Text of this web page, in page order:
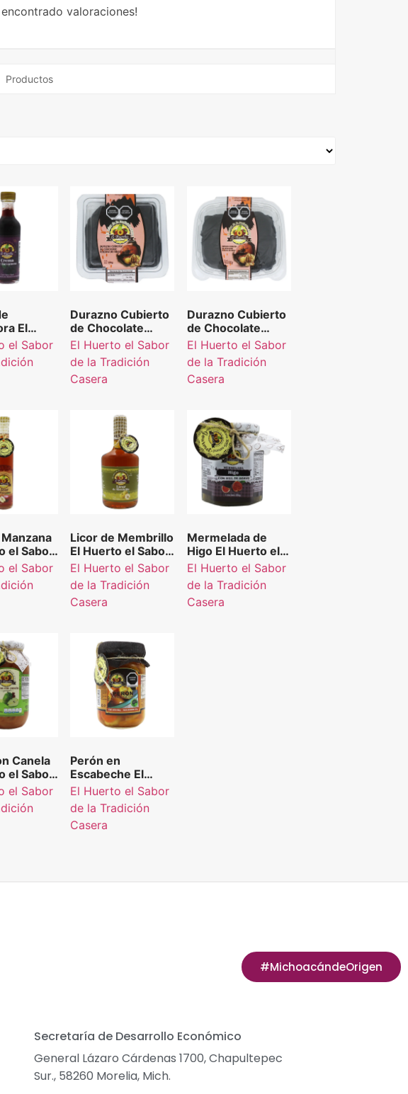
encontrado valoraciones!
Productos
El
Sabor de
ml.
el Sabor
Durazno Cubierto
de Chocolate
Relleno de Nuez El
Huerto el Sabor de
la Tradición
Casera 100 g.
El Huerto el Sabor
de la Tradición
Casera
Durazno Cubierto
de Chocolate
Relleno de Nuez El
Huerto el Sabor de
la Tradición
Casera 500 g.
El Huerto el Sabor
de la Tradición
Casera
el Sabor
ml.
el Sabor
Licor de Membrillo
El Huerto el Sabor
de la Tradición
Casera 750 ml.
El Huerto el Sabor
de la Tradición
Casera
Mermelada de
Higo El Huerto el
Sabor de la
Tradición Casera
330 g.
El Huerto el Sabor
de la Tradición
Casera
Canela
el Sabor
g.
el Sabor
Perón en
Escabeche El
Huerto el Sabor de
la Tradición
Casera 700 g.
El Huerto el Sabor
de la Tradición
Casera
#MichoacándeOrigen
Secretaría de Desarrollo Económico
General Lázaro Cárdenas 1700, Chapultepec
Sur., 58260 Morelia, Mich.